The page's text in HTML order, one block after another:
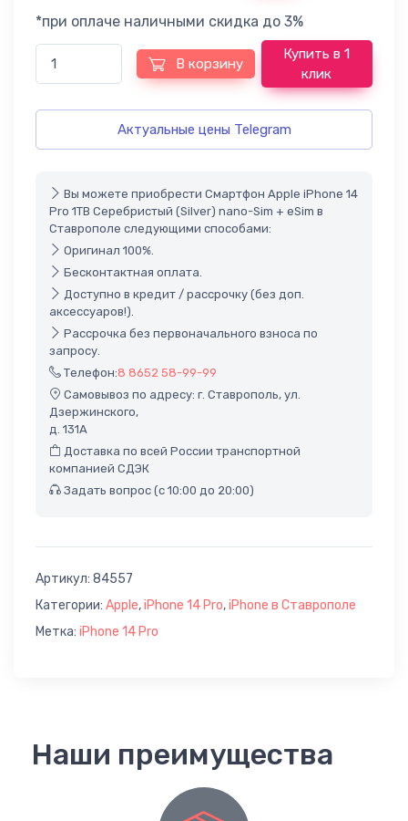
*при оплаче наличными скидка до 3%
В корзину
Купить в 1
клик
Актуальные цены Telegram
Вы можете приобрести Смартфон Apple iPhone 14
Pro 1TB Серебристый (Silver) nano-Sim + eSim в
Ставрополе следующими способами:
Оригинал 100%.
Бесконтактная оплата.
Доступно в кредит / рассрочку (без доп.
аксессуаров!).
Рассрочка без первоначального взноса по
запросу.
Телефон:8 8652 58-99-99
Самовывоз по адресу: г. Ставрополь, ул.
Дзержинского,
д. 131А
Доставка по всей России транспортной
компанией СДЭК
Задать вопрос (с 10:00 до 20:00)
Артикул: 84557
Категории: Apple,iPhone 14 Pro,iPhone в Ставрополе
Метка: iPhone 14 Pro
Наши преимущества